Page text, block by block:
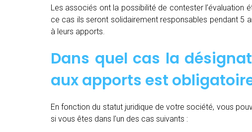
Les associés ont la possibilité de contester l’évaluation
ce cas ils seront solidairement responsables pendant 5
à leurs apports.
Dans quel cas la
aux apports est
En fonction du statut juridique de votre société, vous
si vous êtes dans l’un des cas suivants :